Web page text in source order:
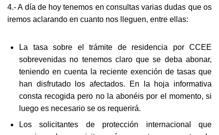
4.- A día de hoy tenemos en consultas varias dudas que os
iremos aclarando en cuanto nos lleguen, entre ellas:
La tasa sobre el trámite de residencia por CCEE
sobrevenidas no tenemos claro que se deba abonar,
teniendo en cuenta la reciente exención de tasas que
han disfrutado los afectados. En la hoja informativa
consta recogida pero no la abonéis por el momento, si
luego es necesario se os requerirá.
Los solicitantes de protección internacional que